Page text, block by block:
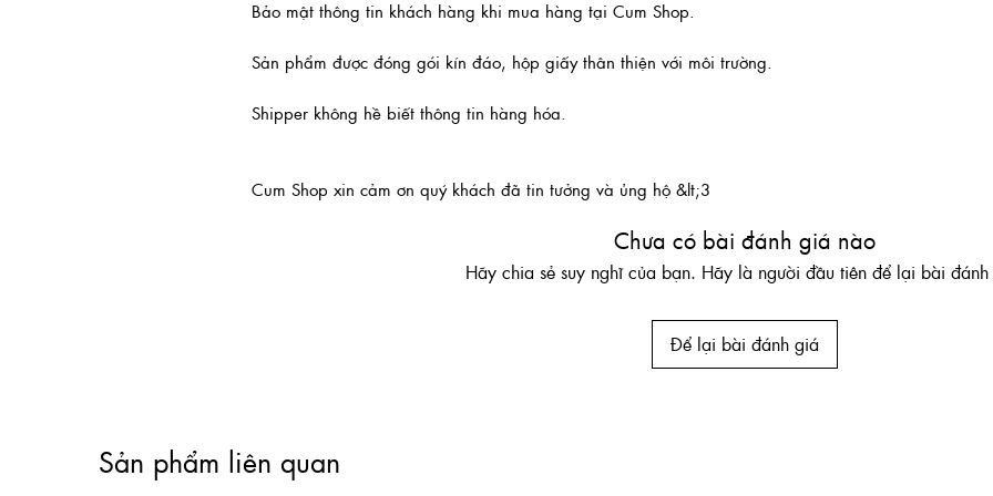
Bảo mật thông tin khách hàng khi mua hàng tại Cum Shop.
Sản phẩm được đóng gói kín đáo, hộp giấy thân thiện với môi trường.
Shipper không hề biết thông tin hàng hóa.
Cum Shop xin cảm ơn quý khách đã tin tưởng và ủng hộ &lt;3
Chưa có bài đánh giá nào
Hãy chia sẻ suy nghĩ của bạn. Hãy là người đầu tiên để lại bài
Để lại bài đánh giá
Sản phẩm liên quan